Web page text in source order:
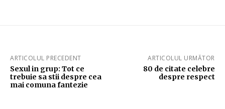
ARTICOLUL PRECEDENT
Sexul in grup: Tot ce
trebuie sa stii despre cea
mai comuna fantezie
ARTICOLUL URMĂTOR
80 de citate celebre
despre respect